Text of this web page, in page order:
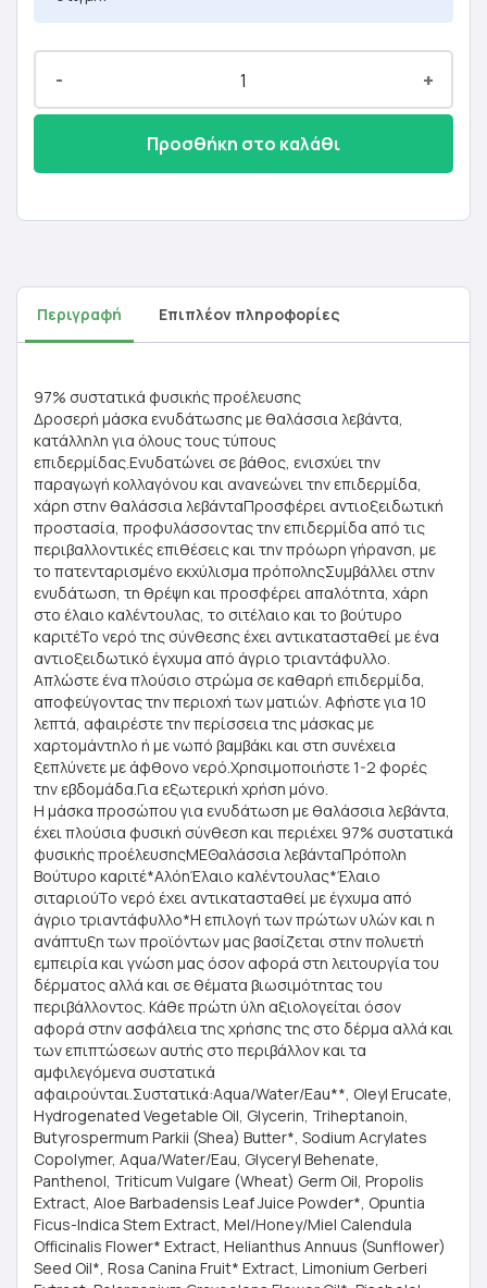
- +
Προσθήκη στο καλάθι
Περιγραφή Επιπλέον πληροφορίες
97% συστατικά φυσικής προέλευσης
Δροσερή μάσκα ενυδάτωσης με θαλάσσια λεβάντα,
κατάλληλη για όλους τους τύπους
επιδερμίδας.Ενυδατώνει σε βάθος, ενισχύει την
παραγωγή κολλαγόνου και ανανεώνει την επιδερμίδα,
χάρη στην θαλάσσια λεβάνταΠροσφέρει αντιοξειδωτική
προστασία, προφυλάσσοντας την επιδερμίδα από τις
περιβαλλοντικές επιθέσεις και την πρόωρη γήρανση, με
το πατενταρισμένο εκχύλισμα πρόποληςΣυμβάλλει στην
ενυδάτωση, τη θρέψη και προσφέρει απαλότητα, χάρη
στο έλαιο καλέντουλας, το σιτέλαιο και το βούτυρο
καριτέΤο νερό της σύνθεσης έχει αντικατασταθεί με ένα
αντιοξειδωτικό έγχυμα από άγριο τριαντάφυλλο.
Απλώστε ένα πλούσιο στρώμα σε καθαρή επιδερμίδα,
αποφεύγοντας την περιοχή των ματιών. Αφήστε για 10
λεπτά, αφαιρέστε την περίσσεια της μάσκας με
χαρτομάντηλο ή με νωπό βαμβάκι και στη συνέχεια
ξεπλύνετε με άφθονο νερό.Χρησιμοποιήστε 1-2 φορές
την εβδομάδα.Για εξωτερική χρήση μόνο.
Η μάσκα προσώπου για ενυδάτωση με θαλάσσια λεβάντα,
έχει πλούσια φυσική σύνθεση και περιέχει 97% συστατικά
φυσικής προέλευσηςΜΕΘαλάσσια λεβάνταΠρόπολη
Βούτυρο καριτέ*ΑλόηΈλαιο καλέντουλας*Έλαιο
σιταριούΤο νερό έχει αντικατασταθεί με έγχυμα από
άγριο τριαντάφυλλο*Η επιλογή των πρώτων υλών και η
ανάπτυξη των προϊόντων μας βασίζεται στην πολυετή
εμπειρία και γνώση μας όσον αφορά στη λειτουργία του
δέρματος αλλά και σε θέματα βιωσιμότητας του
περιβάλλοντος. Κάθε πρώτη ύλη αξιολογείται όσον
αφορά στην ασφάλεια της χρήσης της στο δέρμα αλλά και
των επιπτώσεων αυτής στο περιβάλλον και τα
αμφιλεγόμενα συστατικά
αφαιρούνται.Συστατικά:Aqua/Water/Eau**, Oleyl Erucate,
Hydrogenated Vegetable Oil, Glycerin, Triheptanoin,
Butyrospermum Parkii (Shea) Butter*, Sodium Acrylates
Copolymer, Aqua/Water/Eau, Glyceryl Behenate,
Panthenol, Triticum Vulgare (Wheat) Germ Oil, Propolis
Extract, Aloe Barbadensis Leaf Juice Powder*, Opuntia
Ficus-Indica Stem Extract, Mel/Honey/Miel Calendula
Officinalis Flower* Extract, Helianthus Annuus (Sunflower)
Seed Oil*, Rosa Canina Fruit* Extract, Limonium Gerberi